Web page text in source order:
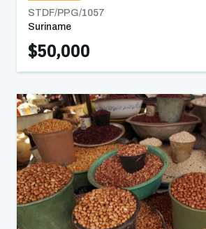
STDF/PPG/1057
Suriname
$50,000